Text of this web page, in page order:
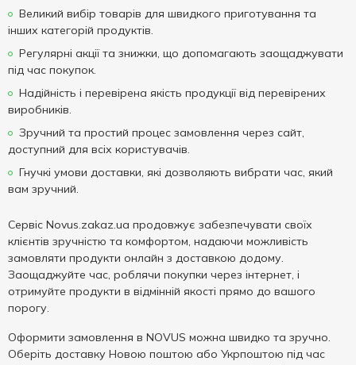
Великий вибір товарів для швидкого приготування та
інших категорій продуктів.
Регулярні акції та знижки, що допомагають заощаджувати
під час покупок.
Надійність і перевірена якість продукції від перевірених
виробників.
Зручний та простий процес замовлення через сайт,
доступний для всіх користувачів.
Гнучкі умови доставки, які дозволяють вибрати час, який
вам зручний.
Сервіс Novus.zakaz.ua продовжує забезпечувати своїх
клієнтів зручністю та комфортом, надаючи можливість
замовляти продукти онлайн з доставкою додому.
Заощаджуйте час, роблячи покупки через інтернет, і
отримуйте продукти в відмінній якості прямо до вашого
порогу.
Оформити замовлення в NOVUS можна швидко та зручно.
Оберіть доставку Новою поштою або Укрпоштою під час